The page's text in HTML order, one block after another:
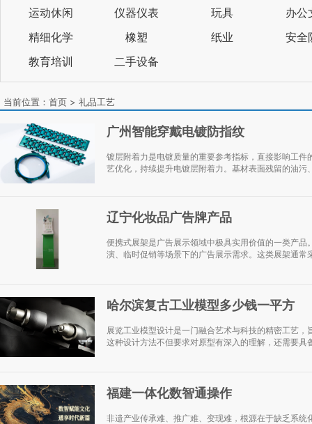
运动休闲
仪器仪表 玩具
办公
精细化学
橡塑 纸业
安全
教育培训
二手设备
当前位置： 首页 > 礼品工艺
广州智能穿戴电镀防指纹
镀层附着力是电镀质量的重要参考指标，直接影响工
艺优化，持续提升电镀层附着力。基材表面残留的油
辽宁化妆品广告牌产品
便携式展架是广告展示领域中极具实用价值的一类产
演、临时促销等场景下的广告展示需求。这类展架通
哈尔滨复古工业模型多少钱一平方
展览工业模型设计是一门融合艺术与科技的精密工艺
这种设计方法不但要求对原型有深入的理解，还需要
福建一体化数智通操作
非遗产业传承难、推广难、变现难，根源在于缺乏系